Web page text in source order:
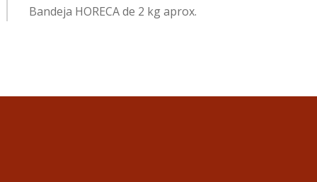
Bandeja HORECA de 2 kg aprox.